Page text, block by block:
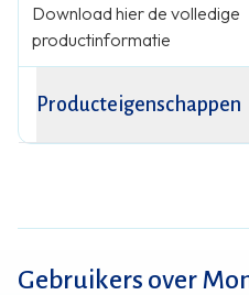
Download hier de volledige
productinformatie
Producteigenschappen
Gebruikers over